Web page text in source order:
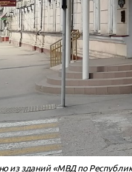
из зданий «МВД по